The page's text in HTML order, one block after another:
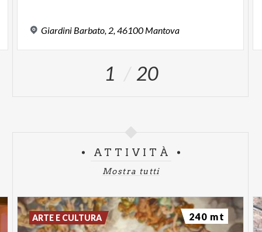
Giardini Barbato, 2,46100 Mantova
1 20
ATTIVITÀ
Mostra tutti
ARTE E CULTURA 240 mt